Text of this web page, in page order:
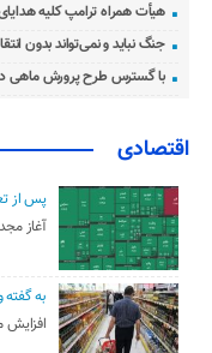
هیأت همراه ترامپ کلیه
جنگ نباید و نمی‌تواند بدون
با گسترس طرح پرورش ماهی
اقتصادی
پس از
آغاز مجدد
به گفته
افزایش